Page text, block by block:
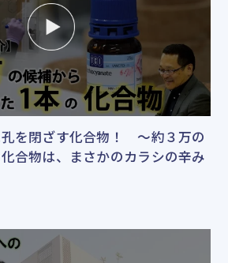
孔を閉ざす化合物！ ～約３万の
合物は、まさかのカラシの辛み